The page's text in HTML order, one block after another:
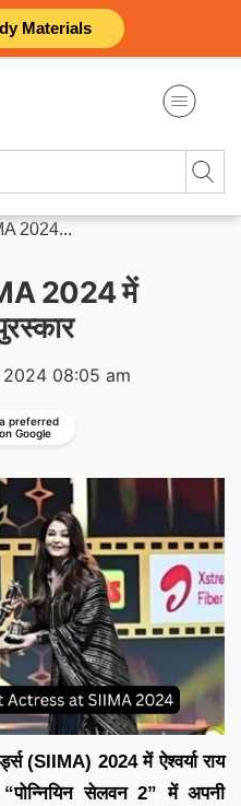
Materials
2024...
2024 में
2024 08:05 am
preferred
Google
(SIIMA) 2024 में ऐश्वर्या राय
सेलवन 2” में अपनी